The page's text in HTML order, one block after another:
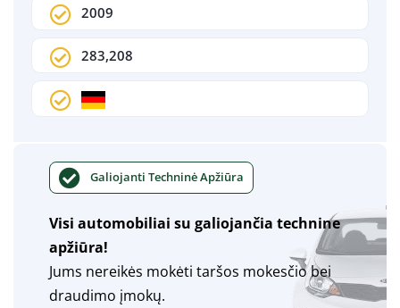
2009
283,208
Galiojanti Techninė Apžiūra
Visi automobiliai su galiojančia technine
apžiūra!
Jums nereikės mokėti taršos mokesčio bei
draudimo įmokų.